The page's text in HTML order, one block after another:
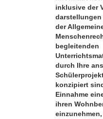
inklusive der
darstellungen
der
begleitenden
durch Ihre
konzipiert
Einnahme
ihren